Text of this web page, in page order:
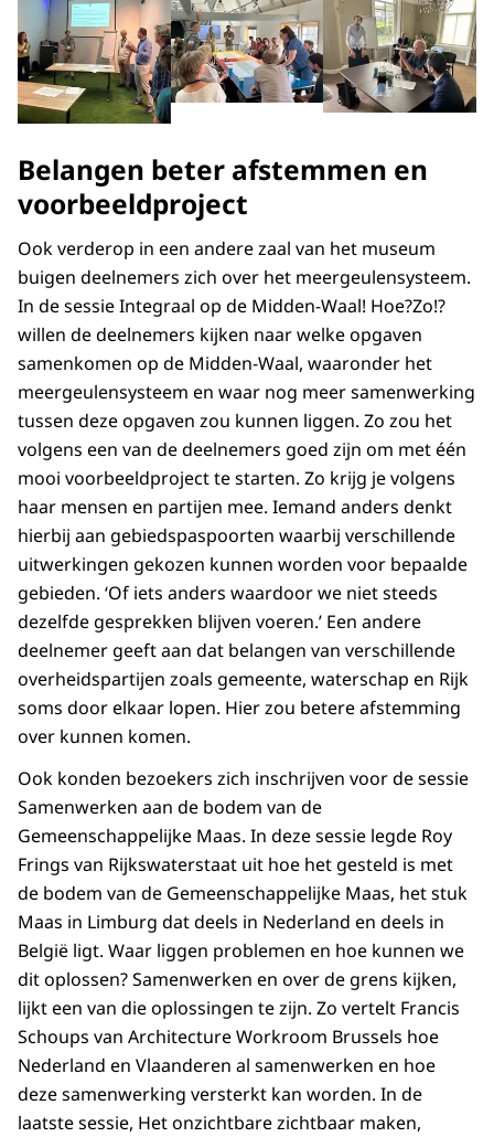
Belangen beter afstemmen en
voorbeeldproject
Ook verderop in een andere zaal van het museum
buigen deelnemers zich over het meergeulensysteem.
In de sessie Integraal op de Midden-Waal! Hoe?Zo!?
willen de deelnemers kijken naar welke opgaven
samenkomen op de Midden-Waal, waaronder het
meergeulensysteem en waar nog meer samenwerking
tussen deze opgaven zou kunnen liggen. Zo zou het
volgens een van de deelnemers goed zijn om met één
mooi voorbeeldproject te starten. Zo krijg je volgens
haar mensen en partijen mee. Iemand anders denkt
hierbij aan gebiedspaspoorten waarbij verschillende
uitwerkingen gekozen kunnen worden voor bepaalde
gebieden. ‘Of iets anders waardoor we niet steeds
dezelfde gesprekken blijven voeren.’ Een andere
deelnemer geeft aan dat belangen van verschillende
overheidspartijen zoals gemeente, waterschap en Rijk
soms door elkaar lopen. Hier zou betere afstemming
over kunnen komen.
Ook konden bezoekers zich inschrijven voor de sessie
Samenwerken aan de bodem van de
Gemeenschappelijke Maas. In deze sessie legde Roy
Frings van Rijkswaterstaat uit hoe het gesteld is met
de bodem van de Gemeenschappelijke Maas, het stuk
Maas in Limburg dat deels in Nederland en deels in
België ligt. Waar liggen problemen en hoe kunnen we
dit oplossen? Samenwerken en over de grens kijken,
lijkt een van die oplossingen te zijn. Zo vertelt Francis
Schoups van Architecture Workroom Brussels hoe
Nederland en Vlaanderen al samenwerken en hoe
deze samenwerking versterkt kan worden. In de
laatste sessie, Het onzichtbare zichtbaar maken,